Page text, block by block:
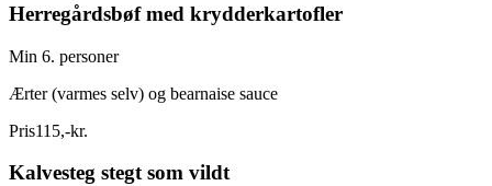
Herregårdsbøf med krydderkartofler
Min 6. personer
Ærter (varmes selv) og bearnaise sauce
Pris115,-kr.
Kalvesteg stegt som vildt